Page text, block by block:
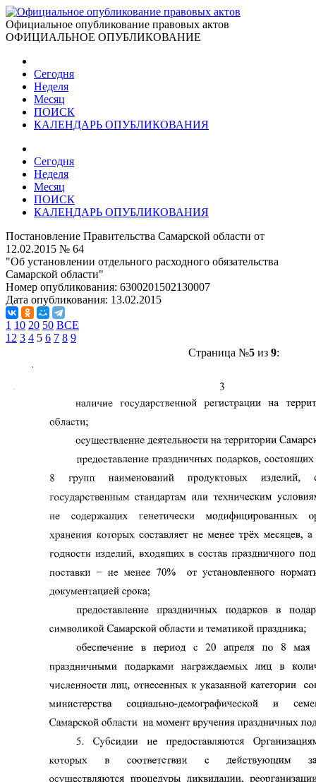
Официальное опубликование правовых актов
ОФИЦИАЛЬНОЕ ОПУБЛИКОВАНИЕ
Сегодня
Неделя
Месяц
ПОИСК
КАЛЕНДАРЬ ОПУБЛИКОВАНИЯ
Сегодня
Неделя
Месяц
ПОИСК
КАЛЕНДАРЬ ОПУБЛИКОВАНИЯ
Постановление Правительства Самарской области от
12.02.2015 № 64
"Об установлении отдельного расходного обязательства
Самарской области"
Номер опубликования: 6300201502130007
Дата опубликования: 13.02.2015
1 10 20 50 ВСЕ
1 2 3 4 5 6 7 8 9
Страница №5из 9: